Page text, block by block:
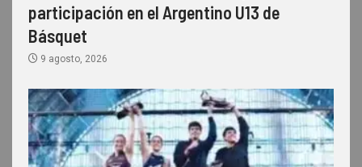
participación en el Argentino U13 de
Básquet
9 agosto, 2026